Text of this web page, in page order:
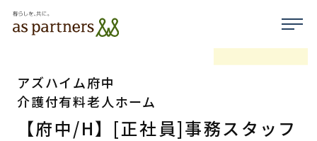
アズハイム府中
介護付有料老人ホーム
【府中/H】[正社員]事務スタッフ